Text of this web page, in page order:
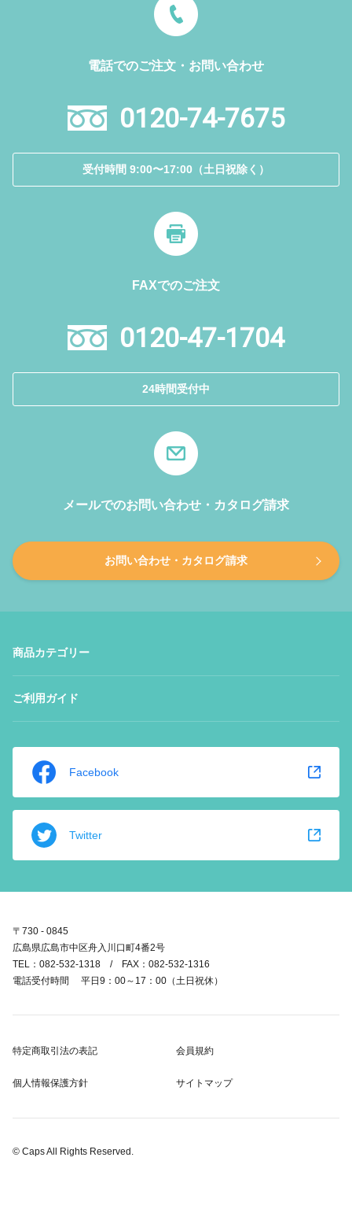
電話でのご注文・お問い合わせ
0120-74-7675
受付時間 9:00〜17:00（土日祝除く）
FAXでのご注文
0120-47-1704
24時間受付中
メールでのお問い合わせ・カタログ請求
お問い合わせ・カタログ請求
商品カテゴリー
ご利用ガイド
Facebook
Twitter
〒730 - 0845
広島県広島市中区舟入川口町4番2号
TEL：082-532-1318 / FAX：082-532-1316
電話受付時間 平日9：00～17：00（土日祝休）
特定商取引法の表記 会員規約
個人情報保護方針 サイトマップ
© Caps All Rights Reserved.